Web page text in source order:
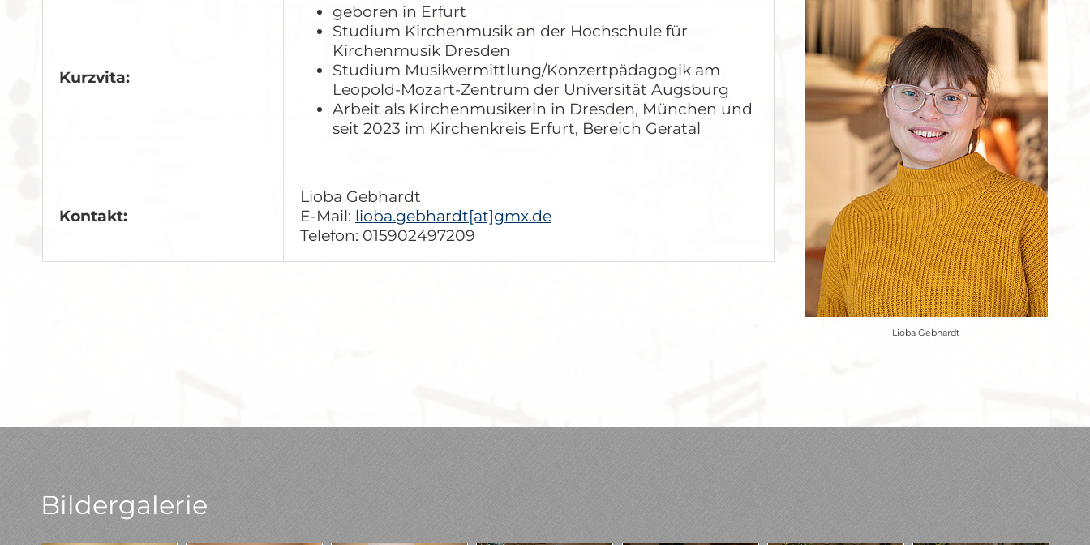
Kurzvita:
geboren in Erfurt
Studium Kirchenmusik an der Hochschule für
Kirchenmusik Dresden
Studium Musikvermittlung/Konzertpädagogik am
Leopold-Mozart-Zentrum der Universität Augsburg
Arbeit als Kirchenmusikerin in Dresden, München und
seit 2023 im Kirchenkreis Erfurt, Bereich Geratal
Kontakt:
Lioba Gebhardt
E-Mail: lioba.gebhardt[at]gmx.de
Telefon: 015902497209
Lioba Gebhardt
Bildergalerie